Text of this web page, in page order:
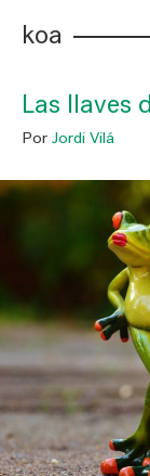
koa
Las llaves
Por Jordi Vilá